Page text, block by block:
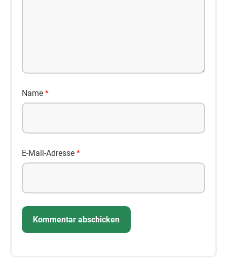
Name *
E-Mail-Adresse *